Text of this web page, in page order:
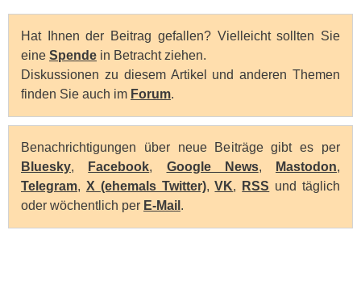
Hat Ihnen der Beitrag gefallen? Vielleicht sollten Sie
eine Spende in Betracht ziehen.
Diskussionen zu diesem Artikel und anderen Themen
finden Sie auch im Forum.
Benachrichtigungen über neue Beiträge gibt es per
Bluesky, Facebook, Google News, Mastodon,
Telegram, X (ehemals Twitter),VK, RSS und täglich
oder wöchentlich per E-Mail .